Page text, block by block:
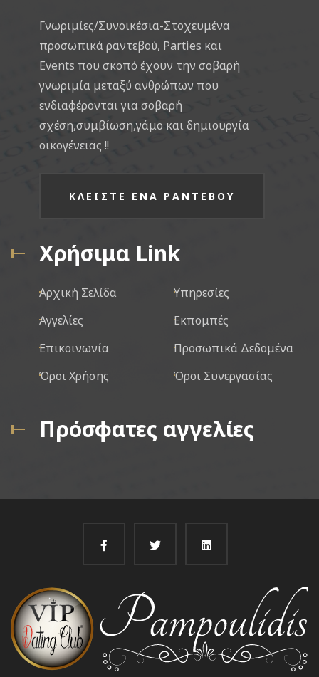
Γνωριμίες/Συνοικέσια-Στοχευμένα
προσωπικά ραντεβού, Parties και
Events που σκοπό έχουν την σοβαρή
γνωριμία μεταξύ ανθρώπων που
ενδιαφέρονται για σοβαρή
σχέση,συμβίωση,γάμο και δημιουργία
οικογένειας !!
ΚΛΕΙΣΤΕ ΕΝΑ ΡΑΝΤΕΒΟΥ
Χρήσιμα Link
Αρχική Σελίδα
Υπηρεσίες
Αγγελίες
Εκπομπές
Επικοινωνία
Προσωπικά Δεδομένα
Όροι Χρήσης
Όροι Συνεργασίας
Πρόσφατες αγγελίες